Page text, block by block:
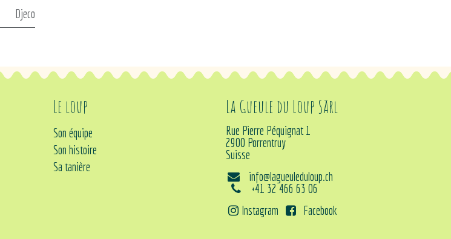
Djeco
Le loup
Son équipe
Son histoire
Sa tanière
La Gueule du Loup Sàrl
Rue Pierre Péquignat 1
2900 Porrentruy
Suisse
info@lagueuleduloup.ch
+41 32 466 63 06
Instagram
Facebook